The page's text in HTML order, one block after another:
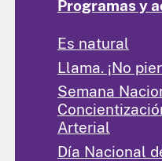
Programas y
Es natural
Llama. ¡No
Semana
Arterial
Día Nacional